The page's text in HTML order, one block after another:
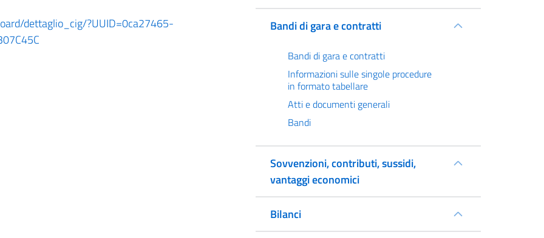
dettaglio_cig/?UUID=0ca27465-
Bandi di gara e contratti
Bandi di gara e contratti
Informazioni sulle singole procedure
in formato tabellare
Atti e documenti generali
Bandi
Sovvenzioni, contributi, sussidi,
vantaggi economici
Bilanci